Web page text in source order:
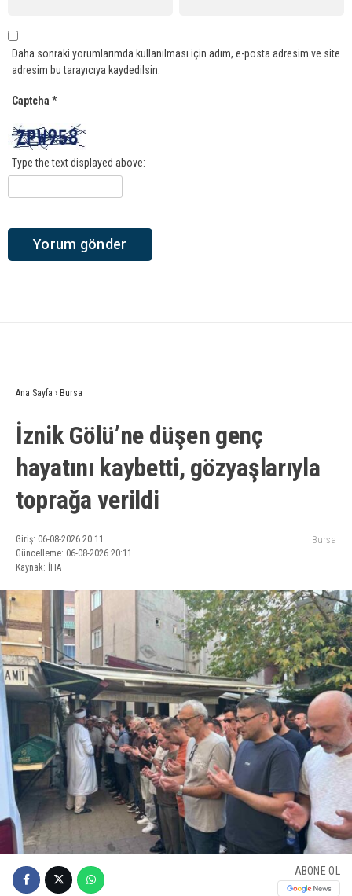
Daha sonraki yorumlarımda kullanılması için adım, e-posta adresim ve site
adresim bu tarayıcıya kaydedilsin.
Captcha *
Type the text displayed above:
Ana Sayfa › Bursa
İznik Gölü’ne düşen genç
hayatını kaybetti, gözyaşlarıyla
toprağa verildi
Giriş: 06-08-2026 20:11
Güncelleme: 06-08-2026 20:11
Kaynak: İHA
Bursa
ABONE OL